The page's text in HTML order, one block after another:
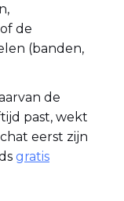
de
(banden,
de
past, wekt
eerst zijn
gratis